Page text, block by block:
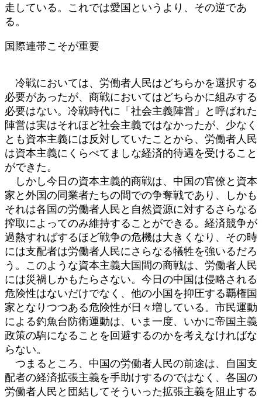
走している。これでは愛国というより、その逆であ
る。
国際連帯こそが重要
冷戦においては、労働者人民はどちらかを選択する
必要があったが、商戦においてはどちらかに組みする
必要はない。冷戦時代に「社会主義陣営」と呼ばれた
陣営は実はそれほど社会主義ではなかったが、少なく
とも資本主義には反対していたことから、労働者人民
は資本主義にくらべてましな経済的待遇を受けること
ができた。
しかし今日の資本主義的商戦は、中国の官僚と資本
家と外国の同業者たちの間での争奪戦であり、しかも
それは各国の労働者人民と自然資源に対するさらなる
搾取によってのみ維持することができる。経済競争が
過熱すればするほど戦争の危機は大きくなり、その時
には支配者は労働者人民にさらなる犠牲を強いるだろ
う。このような資本主義大国間の商戦は、労働者人民
には災禍しかもたらさない。今日の中国は侵略される
危険性はないだけでなく、他の小国を抑圧する覇権国
家となりつつある危険性が日々増している。市民運動
による釣魚台防衛運動は、いま一度、いかに帝国主義
政策の駒になることを回避するのかを考えなければな
らない。
つまるところ、中国の労働者人民の前途は、自国支
配者の経済拡張主義を手助けするのではなく、各国の
労働者人民と団結してそういった拡張主義を阻止する